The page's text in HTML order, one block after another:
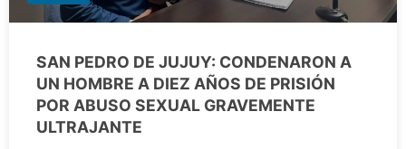
SAN PEDRO DE JUJUY: CONDENARON A
UN HOMBRE A DIEZ AÑOS DE PRISIÓN
POR ABUSO SEXUAL GRAVEMENTE
ULTRAJANTE